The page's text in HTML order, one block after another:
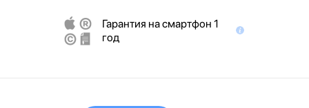
Гарантия на смартфон 1
год